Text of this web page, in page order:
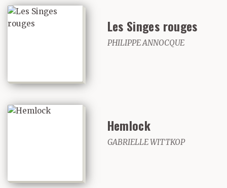
Les Singes rouges
PHILIPPE ANNOCQUE
Hemlock
GABRIELLE WITTKOP